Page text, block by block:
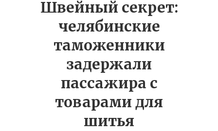
Швейный секрет:
челябинские
таможенники
задержали
пассажира с
товарами для
шитья